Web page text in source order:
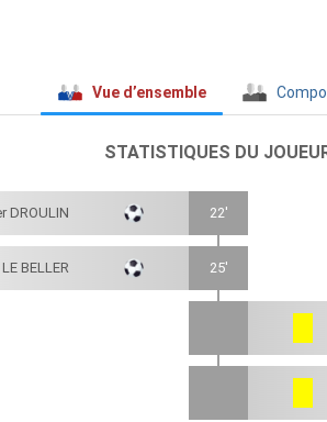
Vue d’ensemble
STATISTIQUES DU
DROULIN 22'
BELLER 25'